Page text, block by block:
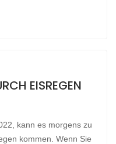
EISREGEN
kann es morgens zu
kommen. Wenn Sie